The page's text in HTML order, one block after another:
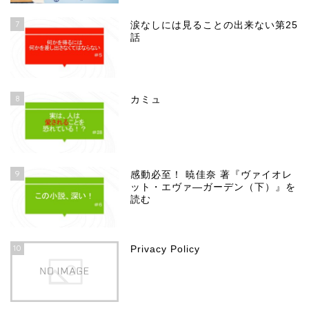
7
涙なしには見ることの出来ない第25
話
8 カミュ
9
感動必至！ 暁佳奈 著『ヴァイオレ
ット・エヴァ―ガーデン（下）』を
読む
10 Privacy Policy